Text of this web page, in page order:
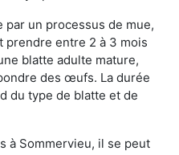
par un processus de mue,
prendre entre 2 à 3 mois
blatte adulte mature,
des œufs. La durée
du type de blatte et de
à Sommervieu, il se peut